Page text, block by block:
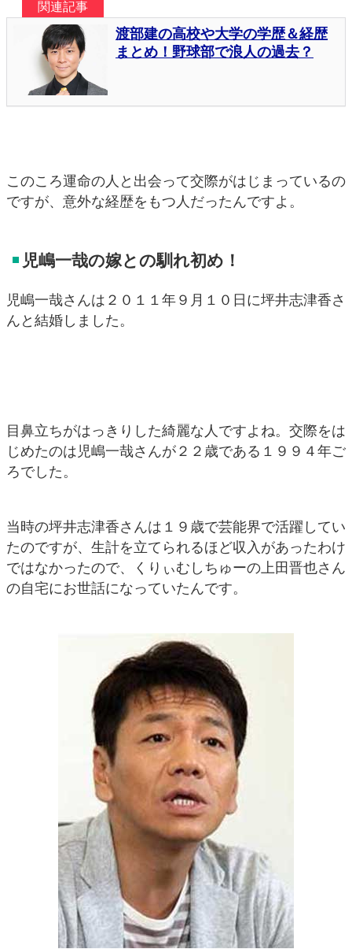
このころ運命の人と出会って交際がはじまっているの
ですが、意外な経歴をもつ人だったんですよ。
児嶋一哉の嫁との馴れ初め！
児嶋一哉さんは２０１１年９月１０日に坪井志津香さ
んと結婚しました。
目鼻立ちがはっきりした綺麗な人ですよね。交際をは
じめたのは児嶋一哉さんが２２歳である１９９４年ご
ろでした。
当時の坪井志津香さんは１９歳で芸能界で活躍してい
たのですが、生計を立てられるほど収入があったわけ
ではなかったので、くりぃむしちゅーの上田晋也さん
の自宅にお世話になっていたんです。